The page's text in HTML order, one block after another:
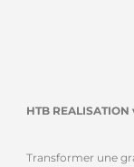
HTB
Transformer une